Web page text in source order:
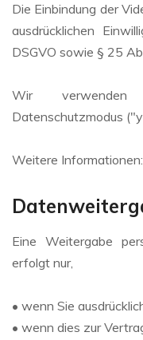
Die Einbindung der
ausdrücklichen
DSGVO sowie § 25
Wir
Datenschutzmodus
Weitere Informationen:
Eine Weitergabe
erfolgt nur,
• wenn Sie
• wenn dies zur